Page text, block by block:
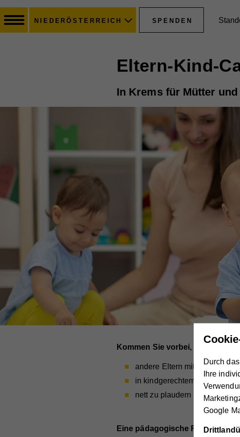
NIEDERÖSTERREICH SPENDEN
Eltern-Kind-
In Krems für Mütter
Kommen Sie vorbei, um...
andere Eltern mit Babys
in kindgerechtem Umfeld
nett zu plaudern bei Kaffee
Eine pädagogische Fachkraft ist
Durch
Ihre
Google